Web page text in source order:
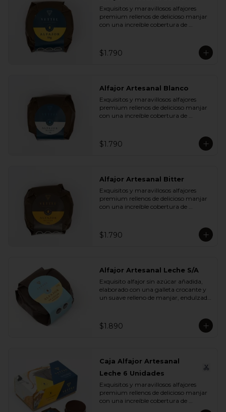
Plátano Chips y Cranberries
- Chocolate Leche 35% Cacao con
Almendras y Nibs de Cacao
- Chocolate Leche 35% Cacao con Maní
Semillas de Zapallo y Quinoa
- Chocolate Bitter 55% Cacao con Maní
Exquisitos y maravillosos alfajores
premium rellenos de delicioso manjar
con una increíble cobertura de
$1.790
Alfajor Artesanal Blanco
Exquisitos y maravillosos alfajores
premium rellenos de delicioso manjar
con una increíble cobertura de
queremos.
$1.790
Alfajor Artesanal Bitter
Exquisitos y maravillosos alfajores
premium rellenos de delicioso manjar
con una increíble cobertura de
$1.790
Alfajor Artesanal Leche S/A
Exquisito alfajor sin azúcar añadida,
elaborado con una galleta crocante y
un suave relleno de manjar, endulzado
azúcar, manteniendo todo el sabor y
la textura que buscas.
$1.890
Caja Alfajor Artesanal
Leche 6 Unidades
Exquisitos y maravillosos alfajores
premium rellenos de delicioso manjar
con una increíble cobertura de